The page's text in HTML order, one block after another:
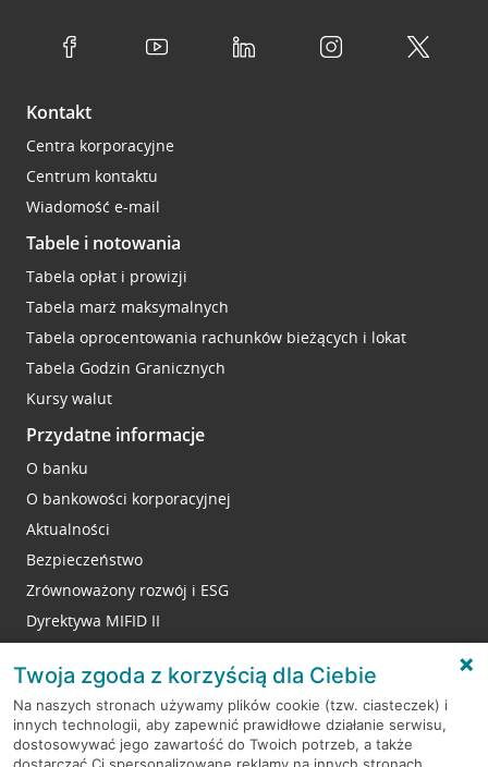
Kontakt
Centra korporacyjne
Centrum kontaktu
Wiadomość e-mail
Tabele i notowania
Tabela opłat i prowizji
Tabela marż maksymalnych
Tabela oprocentowania rachunków bieżących i lokat
Tabela Godzin Granicznych
Kursy walut
Przydatne informacje
O banku
O bankowości korporacyjnej
Aktualności
Bezpieczeństwo
Zrównoważony rozwój i ESG
Dyrektywa MIFID II
RODO
Twoja zgoda z korzyścią dla Ciebie
Na naszych stronach używamy plików cookie (tzw. ciasteczek) i
innych technologii, aby zapewnić prawidłowe działanie serwisu,
dostosowywać jego zawartość do Twoich potrzeb, a także